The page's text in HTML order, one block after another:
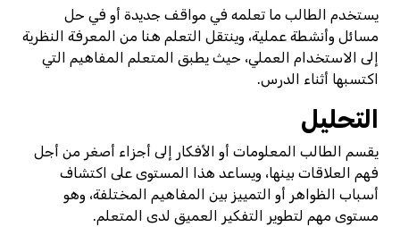
يستخدم الطالب ما تعلمه في مواقف جديدة أو في حل
مسائل وأنشطة عملية، وينتقل التعلم هنا من المعرفة النظرية
إلى الاستخدام العملي، حيث يطبق المتعلم المفاهيم التي
اكتسبها أثناء الدرس.
التحليل
يقسم الطالب المعلومات أو الأفكار إلى أجزاء أصغر من أجل
فهم العلاقات بينها، ويساعد هذا المستوى على اكتشاف
أسباب الظواهر أو التمييز بين المفاهيم المختلفة، وهو
مستوى مهم لتطوير التفكير العميق لدى المتعلم.